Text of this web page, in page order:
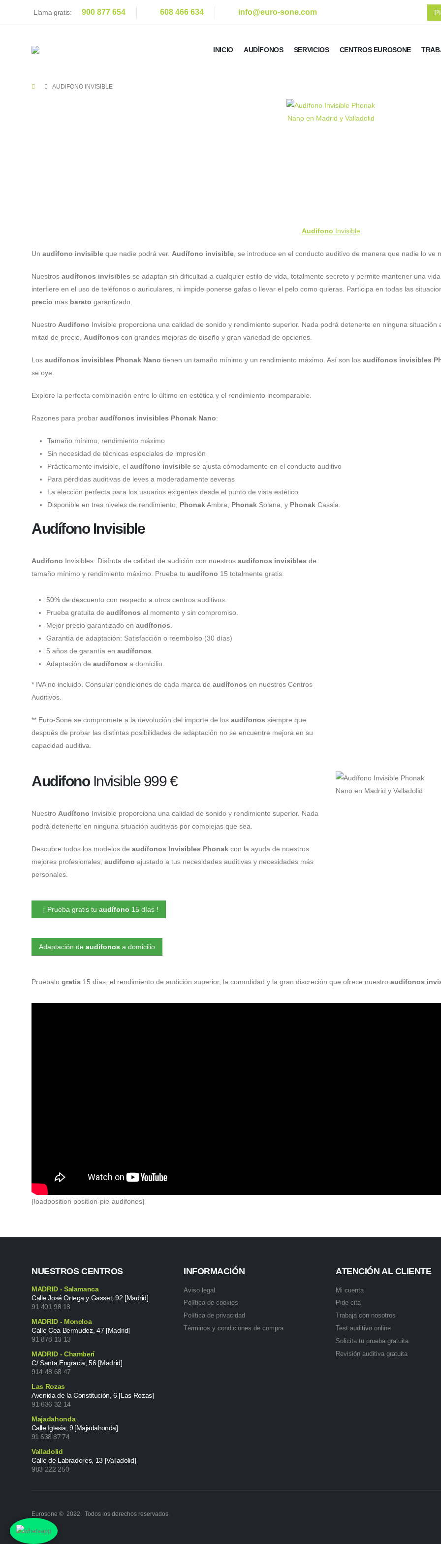
Llama gratis: 900 877 654 608 466 634 info@euro-sone.com
INICIO AUDÍFONOS SERVICIOS CENTROS EUROSONE
AUDIFONO INVISIBLE
Audifono Invisible
Un audífono invisible que nadie podrá ver. Audífono invisible , se introduce en el conducto auditivo de manera que nadie lo ve
Nuestros audífonos invisibles se adaptan sin dificultad a cualquier estilo de vida, totalmente secreto y permite mantener una
interfiere en el uso de teléfonos o auriculares, ni impide ponerse gafas o llevar el pelo como quieras. Participa en todas las
precio mas barato garantizado.
Nuestro Audifono Invisible proporciona una calidad de sonido y rendimiento superior. Nada podrá detenerte en ninguna
mitad de precio, Audífonos con grandes mejoras de diseño y gran variedad de opciones.
Los audífonos invisibles Phonak Nano tienen un tamaño mínimo y un rendimiento máximo. Así son los audífonos invisibles
se oye.
Explore la perfecta combinación entre lo último en estética y el rendimiento incomparable.
Razones para probar audífonos invisibles Phonak Nano:
Tamaño mínimo, rendimiento máximo
Sin necesidad de técnicas especiales de impresión
Prácticamente invisible, el audífono invisible se ajusta cómodamente en el conducto auditivo
Para pérdidas auditivas de leves a moderadamente severas
La elección perfecta para los usuarios exigentes desde el punto de vista estético
Disponible en tres niveles de rendimiento, PhonakAmbra, Phonak Solana, y Phonak Cassia.
Audífono Invisible
Audífono Invisibles: Disfruta de calidad de audición con nuestros audifonos invisibles de
tamaño mínimo y rendimiento máximo. Prueba tu audífono 15 totalmente gratis.
50% de descuento con respecto a otros centros auditivos.
Prueba gratuita de audífonos al momento y sin compromiso.
Mejor precio garantizado en audífonos
Garantía de adaptación: Satisfacción o reembolso (30 días)
5 años de garantía en audífonos
Adaptación de audífonos a domicilio.
* IVA no incluido. Consular condiciones de cada marca de audífonos en nuestros Centros
Auditivos.
** Euro-Sone se compromete a la devolución del importe de los audífonos siempre que
después de probar las distintas posibilidades de adaptación no se encuentre mejora en su
capacidad auditiva.
AudifonoInvisible 999 €
Nuestro Audífono Invisible proporciona una calidad de sonido y rendimiento superior. Nada
podrá detenerte en ninguna situación auditivas por complejas que sea.
Descubre todos los modelos de audífonos Invisibles Phonak con la ayuda de nuestros
mejores profesionales, audifono ajustado a tus necesidades auditivas y necesidades más
personales.
¡ Prueba gratis tu audífono 15 días !
Adaptación de audífonos a domicilio
Pruebalo gratis 15 días, el rendimiento de audición superior, la comodidad y la gran discreción que ofrece nuestro audífonos
{loadposition position-pie-audifonos}
NUESTROS CENTROS
MADRID - Salamanca
Calle José Ortega y Gasset, 92 [Madrid]
91 401 98 18
MADRID - Moncloa
Calle Cea Bermudez, 47 [Madrid]
91 878 13 13
MADRID - Chamberí
C/ Santa Engracia, 56 [Madrid]
914 48 68 47
Las Rozas
Avenida de la Constitución, 6 [Las Rozas]
91 636 32 14
Majadahonda
Calle Iglesia, 9 [Majadahonda]
91 638 87 74
Valladolid
Calle de Labradores, 13 [Valladolid]
983 222 250
INFORMACIÓN
Aviso legal
Política de cookies
Política de privacidad
Términos y condiciones de compra
ATENCIÓN AL CLIENTE
Mi cuenta
Pide cita
Trabaja con nosotros
Test auditivo online
Solicita tu prueba gratuita
Revisión auditiva gratuita
Eurosone © 2022. Todos los derechos reservados.